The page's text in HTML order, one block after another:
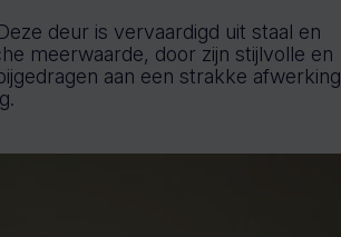
deur is vervaardigd uit staal en
meerwaarde, door zijn stijlvolle en
aan een strakke afwerking